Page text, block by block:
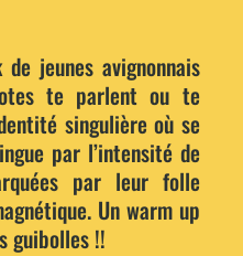
jeunes avignonnais
te parlent ou te
singulière où se
par l’intensité de
par leur folle
Un warm up
guibolles !!